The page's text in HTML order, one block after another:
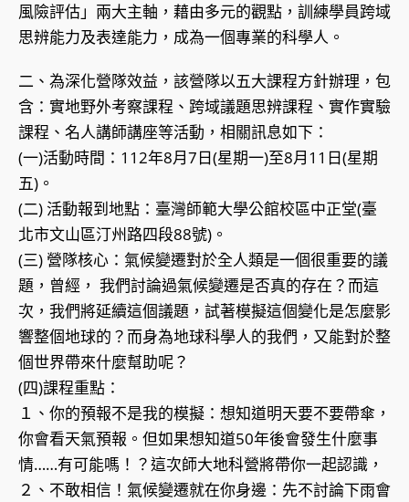
風險評估」兩大主軸，藉由多元的觀點，訓練學員跨域
思辨能力及表達能力，成為一個專業的科學人。
二、為深化營隊效益，該營隊以五大課程方針辦理，包
含：實地野外考察課程、跨域議題思辨課程、實作實驗
課程、名人講師講座等活動，相關訊息如下：
(一)活動時間：112年8月7日(星期一)至8月11日(星期
五)。
(二) 活動報到地點：臺灣師範大學公館校區中正堂(臺
北市文山區汀州路四段88號)。
(三) 營隊核心：氣候變遷對於全人類是一個很重要的議
題，曾經， 我們討論過氣候變遷是否真的存在？而這
次，我們將延續這個議題，試著模擬這個變化是怎麼影
響整個地球的？而身為地球科學人的我們，又能對於整
個世界帶來什麼幫助呢？
(四)課程重點：
１、你的預報不是我的模擬：想知道明天要不要帶傘，
你會看天氣預報。但如果想知道50年後會發生什麼事
情……有可能嗎！？這次師大地科營將帶你一起認識，
２、不敢相信！氣候變遷就在你身邊：先不討論下雨會